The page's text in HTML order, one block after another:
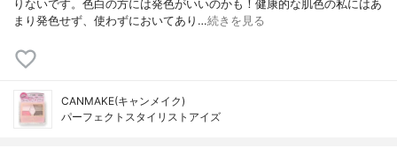
りないです。色白の方には発色がいいのかも！健康的な肌色の私にはあ
まり発色せず、使わずにおいてあり…続きを見る
CANMAKE(キャンメイク)
パーフェクトスタイリストアイズ